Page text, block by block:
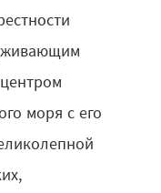
моря с его